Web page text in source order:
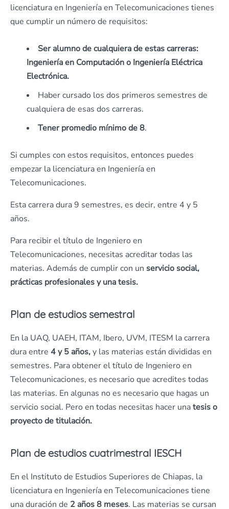
licenciatura en Ingeniería en Telecomunicaciones tienes
que cumplir un número de requisitos:
Ser alumno de cualquiera de estas carreras:
Ingeniería en Computación o Ingeniería Eléctrica
Electrónica.
Haber cursado los dos primeros semestres de
cualquiera de esas dos carreras.
Tener promedio mínimo de 8.
Si cumples con estos requisitos, entonces puedes
empezar la licenciatura en Ingeniería en
Telecomunicaciones.
Esta carrera dura 9 semestres, es decir, entre 4 y 5
años.
Para recibir el título de Ingeniero en
Telecomunicaciones, necesitas acreditar todas las
materias. Además de cumplir con un servicio social,
prácticas profesionales y una tesis.
Plan de estudios semestral
En la UAQ, UAEH, ITAM, Ibero, UVM, ITESM la carrera
dura entre 4 y 5 años,y las materias están divididas en
semestres. Para obtener el título de Ingeniero en
Telecomunicaciones, es necesario que acredites todas
las materias. En algunas no es necesario que hagas un
servicio social. Pero en todas necesitas hacer unatesis o
proyecto de titulación.
Plan de estudios cuatrimestral IESCH
En el Instituto de Estudios Superiores de Chiapas, la
licenciatura en Ingeniería en Telecomunicaciones tiene
una duración de 2 años 8 meses. Las materias se cursan